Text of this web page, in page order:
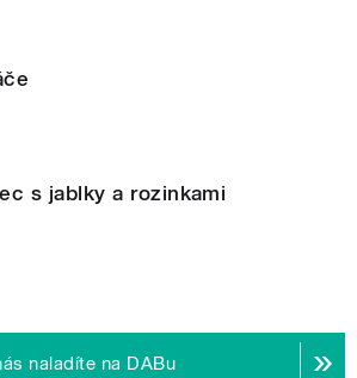
s jablky a rozinkami
naladíte na DABu